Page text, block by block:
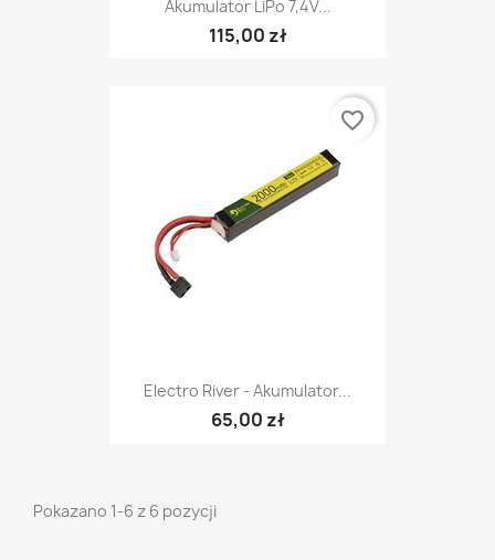
Akumulator LiPo 7,4V...
115,00 zł
Electro River - Akumulator...
65,00 zł
favorite_border
Pokazano 1-6 z 6 pozycji